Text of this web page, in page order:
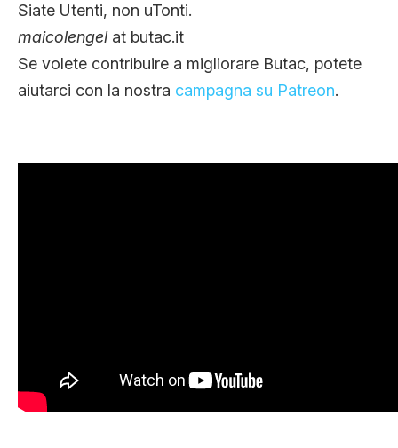
Siate Utenti, non uTonti.
maicolengelat butac.it
Se volete contribuire a migliorare Butac, potete
aiutarci con la nostra campagna su Patreon.